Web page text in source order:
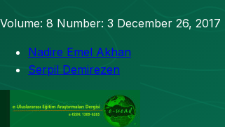
Volume: 8 Number: 3 December 26, 2017
Nadire Emel Akhan
Serpil Demirezen